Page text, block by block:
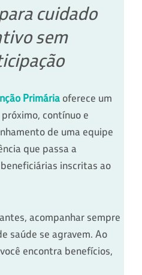
cuidado
sem
Primária oferece um
contínuo e
de uma equipe
que passa a
inscritas ao
acompanhar sempre
saúde se agravem. Ao
encontra benefícios,